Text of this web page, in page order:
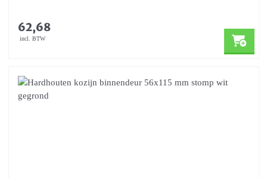
62,68
incl. BTW